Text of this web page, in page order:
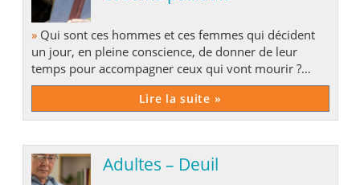
»Qui sont ces hommes et ces femmes qui décident
un jour, en pleine conscience, de donner de leur
temps pour accompagner ceux qui vont mourir ?
Comment mourir ? Faut-il dire la vérité au malade ?
Lire la suite »
Adultes – Deuil